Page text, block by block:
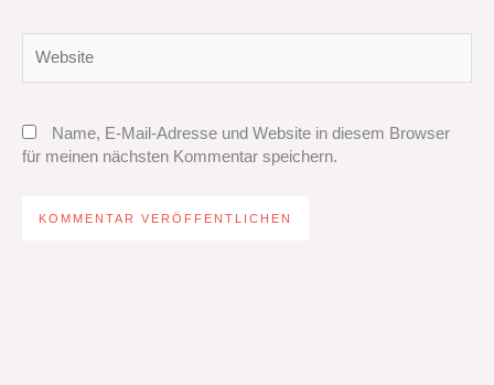
Name, E-Mail-Adresse und Website in diesem Browser
für meinen nächsten Kommentar speichern.